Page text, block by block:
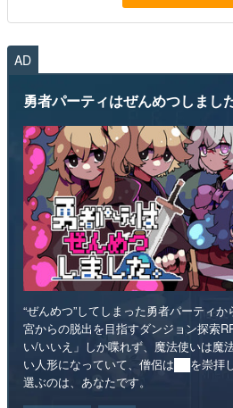
AD
勇者パーティはぜんめつしました
“ぜんめつ”してしまった勇者パーティ
宮からの脱出を目指すダンジョン探索
い/いいえ」しか喋れず、魔法使いは魔
い人形になっていて、僧侶は██を崇拝
選ぶのは、あなたです。